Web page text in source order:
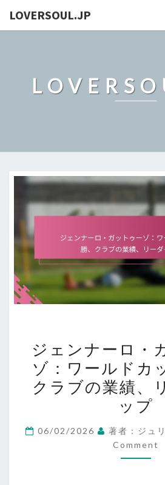
LOVERSOUL.JP
ェ
ン
ー
ロ・
ガ
ッ
ジェンナーロ・
ゾ：ワールドカ
クラブの業績、
ップ
06/02/2026 著者：ジュ
Comment